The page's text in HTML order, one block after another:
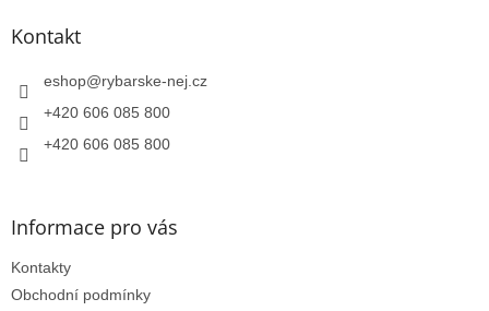
Kontakt
eshop@rybarske-nej.cz
+420 606 085 800
+420 606 085 800
Informace pro vás
Kontakty
Obchodní podmínky